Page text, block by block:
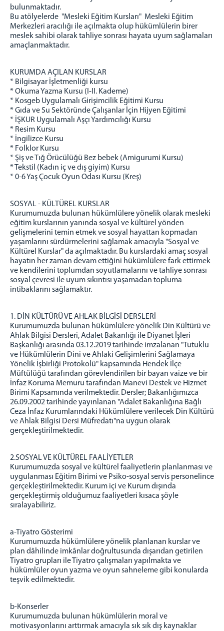
bulunmaktadır.
Bu atölyelerde "Mesleki Eğitim Kursları" Mesleki Eğitim
Merkezleri aracılığı ile açılmakta olup hükümlülerin birer
meslek sahibi olarak tahliye sonrası hayata uyum sağlamaları
amaçlanmaktadır.
KURUMDA AÇILAN KURSLAR
* Bilgisayar İşletmenliği kursu
* Okuma Yazma Kursu (I-II. Kademe)
* Kosgeb Uygulamalı Girişimcilik Eğitimi Kursu
* Gıda ve Su Sektöründe Çalışanlar İçin Hijyen Eğitimi
* İŞKUR Uygulamalı Aşçı Yardımcılığı Kursu
* Resim Kursu
* İngilizce Kursu
* Folklor Kursu
* Şiş ve Tığ Örücülüğü Bez bebek (Amigurumi Kursu)
* Tekstil (Kadın iç ve dış giyim) Kursu
* 0-6 Yaş Çocuk Oyun Odası Kursu (Kreş)
SOSYAL - KÜLTÜREL KURSLAR
Kurumumuzda bulunan hükümlülere yönelik olarak mesleki
eğitim kurslarının yanında sosyal ve kültürel yönden
gelişmelerini temin etmek ve sosyal hayattan kopmadan
yaşamlarını sürdürmelerini sağlamak amacıyla "Sosyal ve
Kültürel Kurslar" da açılmaktadır. Bu kurslardaki amaç sosyal
hayatın her zaman devam ettiğini hükümlülere fark ettirmek
ve kendilerini toplumdan soyutlamalarını ve tahliye sonrası
sosyal çevresi ile uyum sıkıntısı yaşamadan topluma
intibaklarını sağlamaktır.
1. DİN KÜLTÜRÜ VE AHLAK BİLGİSİ DERSLERİ
Kurumumuzda bulunan hükümlülere yönelik Din Kültürü ve
Ahlak Bilgisi Dersleri, Adalet Bakanlığı ile Diyanet İşleri
Başkanlığı arasında 03.12.2019 tarihinde imzalanan "Tutuklu
ve Hükümlülerin Dini ve Ahlaki Gelişimlerini Sağlamaya
Yönelik İşbirliği Protokolü" kapsamında Hendek İlçe
Müftülüğü tarafından görevlendirilen bir bayan vaize ve bir
İnfaz Koruma Memuru tarafından Manevi Destek ve Hizmet
Birimi Kapsamında verilmektedir. Dersler; Bakanlığımızca
26.09.2002 tarihinde yayınlanan "Adalet Bakanlığına Bağlı
Ceza İnfaz Kurumlarındaki Hükümlülere verilecek Din Kültürü
ve Ahlak Bilgisi Dersi Müfredatı"na uygun olarak
gerçekleştirilmektedir.
2.SOSYAL VE KÜLTÜREL FAALİYETLER
Kurumumuzda sosyal ve kültürel faaliyetlerin planlanması ve
uygulanması Eğitim Birimi ve Psiko-sosyal servis personelince
gerçekleştirilmektedir. Kurum içi ve Kurum dışında
gerçekleştirmiş olduğumuz faaliyetleri kısaca şöyle
sıralayabiliriz.
a-Tiyatro Gösterimi
Kurumumuzda hükümlülere yönelik planlanan kurslar ve
plan dâhilinde imkânlar doğrultusunda dışarıdan getirilen
Tiyatro grupları ile Tiyatro çalışmaları yapılmakta ve
hükümlüler oyun yazma ve oyun sahneleme gibi konularda
teşvik edilmektedir.
b-Konserler
Kurumumuzda bulunan hükümlülerin moral ve
motivasyonlarını arttırmak amacıyla sık sık dış kaynaklar